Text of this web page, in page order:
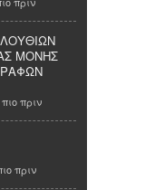
ΜΟΝΗΣ
πιο πριν
πριν